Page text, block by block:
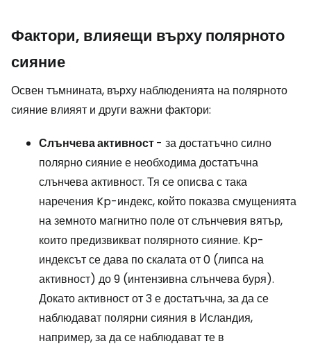
Фактори, влияещи върху полярното
сияние
Освен тъмнината, върху наблюденията на полярното
сияние влияят и други важни фактори:
Слънчева активност- за достатъчно силно
полярно сияние е необходима достатъчна
слънчева активност. Тя се описва с така
наречения Kp-индекс, който показва смущенията
на земното магнитно поле от слънчевия вятър,
които предизвикват полярното сияние. Kp-
индексът се дава по скалата от 0 (липса на
активност) до 9 (интензивна слънчева буря).
Докато активност от 3 е достатъчна, за да се
наблюдават полярни сияния в Исландия,
например, за да се наблюдават те в